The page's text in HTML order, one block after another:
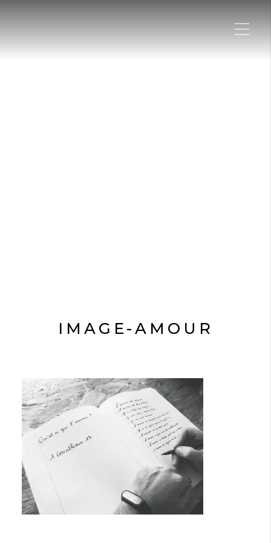
IMAGE-AMOUR